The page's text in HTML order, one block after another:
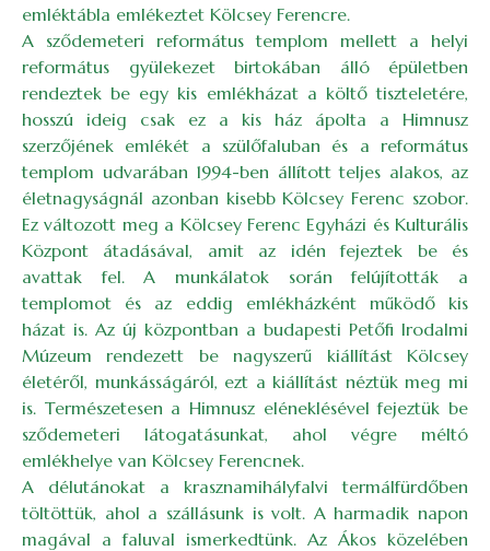
emléktábla emlékeztet Kölcsey Ferencre.
A sződemeteri református templom mellett a helyi
református gyülekezet birtokában álló épületben
rendeztek be egy kis emlékházat a költő tiszteletére,
hosszú ideig csak ez a kis ház ápolta a Himnusz
szerzőjének emlékét a szülőfaluban és a református
templom udvarában 1994-ben állított teljes alakos, az
életnagyságnál azonban kisebb Kölcsey Ferenc szobor.
Ez változott meg a Kölcsey Ferenc Egyházi és Kulturális
Központ átadásával, amit az idén fejeztek be és
avattak fel. A munkálatok során felújították a
templomot és az eddig emlékházként működő kis
házat is. Az új központban a budapesti Petőfi Irodalmi
Múzeum rendezett be nagyszerű kiállítást Kölcsey
életéről, munkásságáról, ezt a kiállítást néztük meg mi
is. Természetesen a Himnusz eléneklésével fejeztük be
sződemeteri látogatásunkat, ahol végre méltó
emlékhelye van Kölcsey Ferencnek.
A délutánokat a krasznamihályfalvi termálfürdőben
töltöttük, ahol a szállásunk is volt. A harmadik napon
magával a faluval ismerkedtünk. Az Ákos közelében